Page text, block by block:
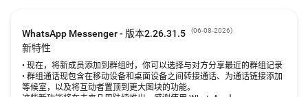
你可以使用动态功能分享文字、照片、视频和动图更新，这些内容会在 24 小时
后自动消失。你可以选择与所有联系人分享动态帖子，也可以选择仅与选定联
系人分享。
WhatsApp Messenger - 版本2.26.31.5 (06-08-2026)
新特性
• 现在，将新成员添加到群组时，你可以选择与对方分享最近的群组记录
• 群组通话现包含在移动设备和桌面设备之间转接通话、为通话链接添加
等候室，以及将互动者置顶到更大图块的功能。